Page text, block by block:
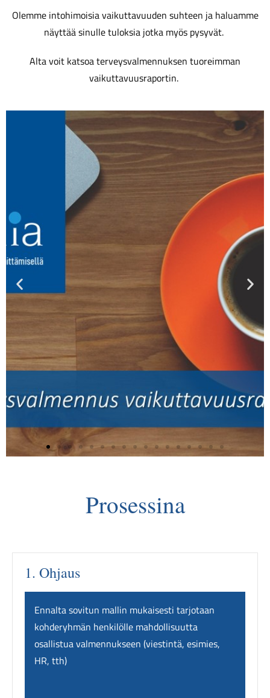
Olemme intohimoisia vaikuttavuuden suhteen ja haluamme
näyttää sinulle tuloksia jotka myös pysyvät.
Alta voit katsoa terveysvalmennuksen tuoreimman
vaikuttavuusraportin.
Prosessina
1. Ohjaus
Ennalta sovitun mallin mukaisesti tarjotaan
kohderyhmän henkilölle mahdollisuutta
osallistua valmennukseen (viestintä, esimies,
HR, tth)